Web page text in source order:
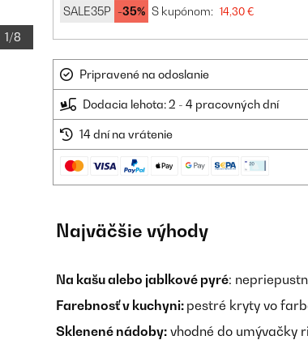
1/8
SALE35P -35% S kupónom: 14,30 €
Pripravené na odoslanie
Dodacia lehota: 2 - 4 pracovných dní
14 dní na vrátenie
Najväčšie výhody
Na kašu alebo jablkové pyré:
Farebnosť v kuchyni: pestré kryty vo
Sklenené nádoby: vhodné do umývačky